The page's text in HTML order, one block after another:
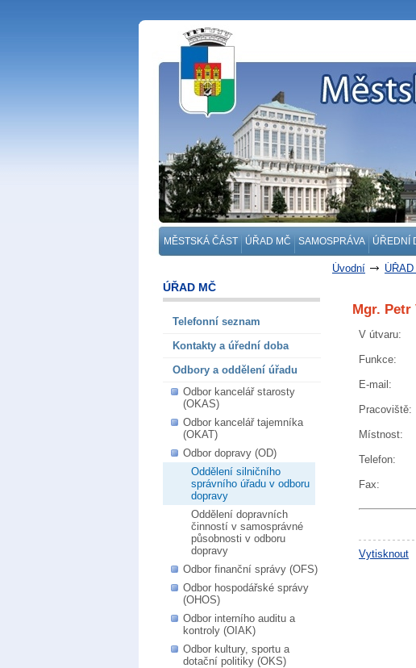
MĚSTSKÁ ČÁST ÚŘAD MČ SAMOSPRÁVA ÚŘEDNÍ
Úvodní
ÚŘAD MČ
Telefonní seznam
Kontakty a úřední doba
Odbory a oddělení úřadu
Odbor kancelář starosty
(OKAS)
Odbor kancelář tajemníka
(OKAT)
Odbor dopravy (OD)
Oddělení silničního
správního úřadu v odboru
dopravy
Oddělení dopravních
činností v samosprávné
působnosti v odboru
dopravy
Odbor finanční správy (OFS)
Odbor hospodářské správy
(OHOS)
Odbor interního auditu a
kontroly (OIAK)
Odbor kultury, sportu a
dotační politiky (OKS)
Mgr. Petr
V útvaru:
Funkce:
E-mail:
Pracoviště:
Místnost:
Telefon:
Fax:
Vytisknout